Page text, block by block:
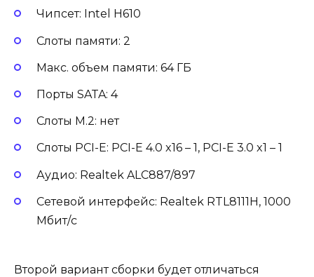
Чипсет: Intel H610
Слоты памяти: 2
Макс. объем памяти: 64 ГБ
Порты SATA: 4
Слоты M.2: нет
Слоты PCI-E: PCI-E 4.0 x16 – 1, PCI-E 3.0 x1 – 1
Аудио: Realtek ALC887/897
Сетевой интерфейс: Realtek RTL8111H, 1000
Мбит/с
Второй вариант сборки будет отличаться